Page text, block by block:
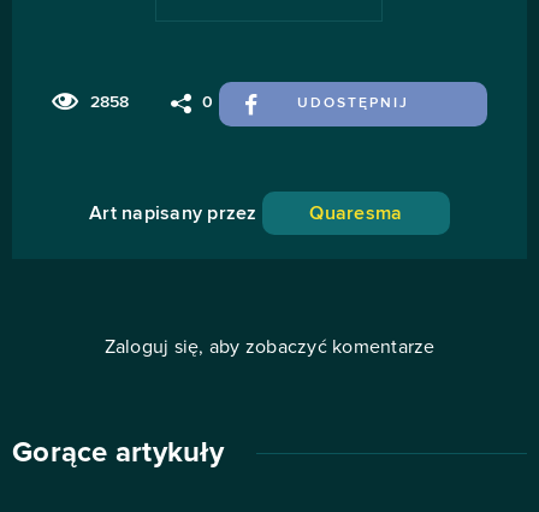
2858 0 UDOSTĘPNIJ
Art napisany przez Quaresma
Zaloguj się, aby zobaczyć komentarze
Gorące artykuły